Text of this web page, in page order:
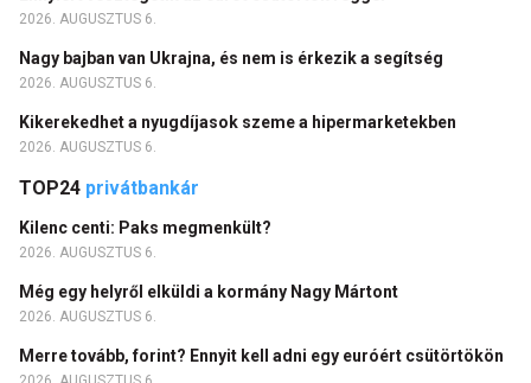
2026. AUGUSZTUS 6.
Nagy bajban van Ukrajna, és nem is érkezik a segítség
2026. AUGUSZTUS 6.
Kikerekedhet a nyugdíjasok szeme a hipermarketekben
2026. AUGUSZTUS 6.
TOP24 privátbankár
Kilenc centi: Paks megmenkült?
2026. AUGUSZTUS 6.
Még egy helyről elküldi a kormány Nagy Mártont
2026. AUGUSZTUS 6.
Merre tovább, forint? Ennyit kell adni egy euróért csütörtökön